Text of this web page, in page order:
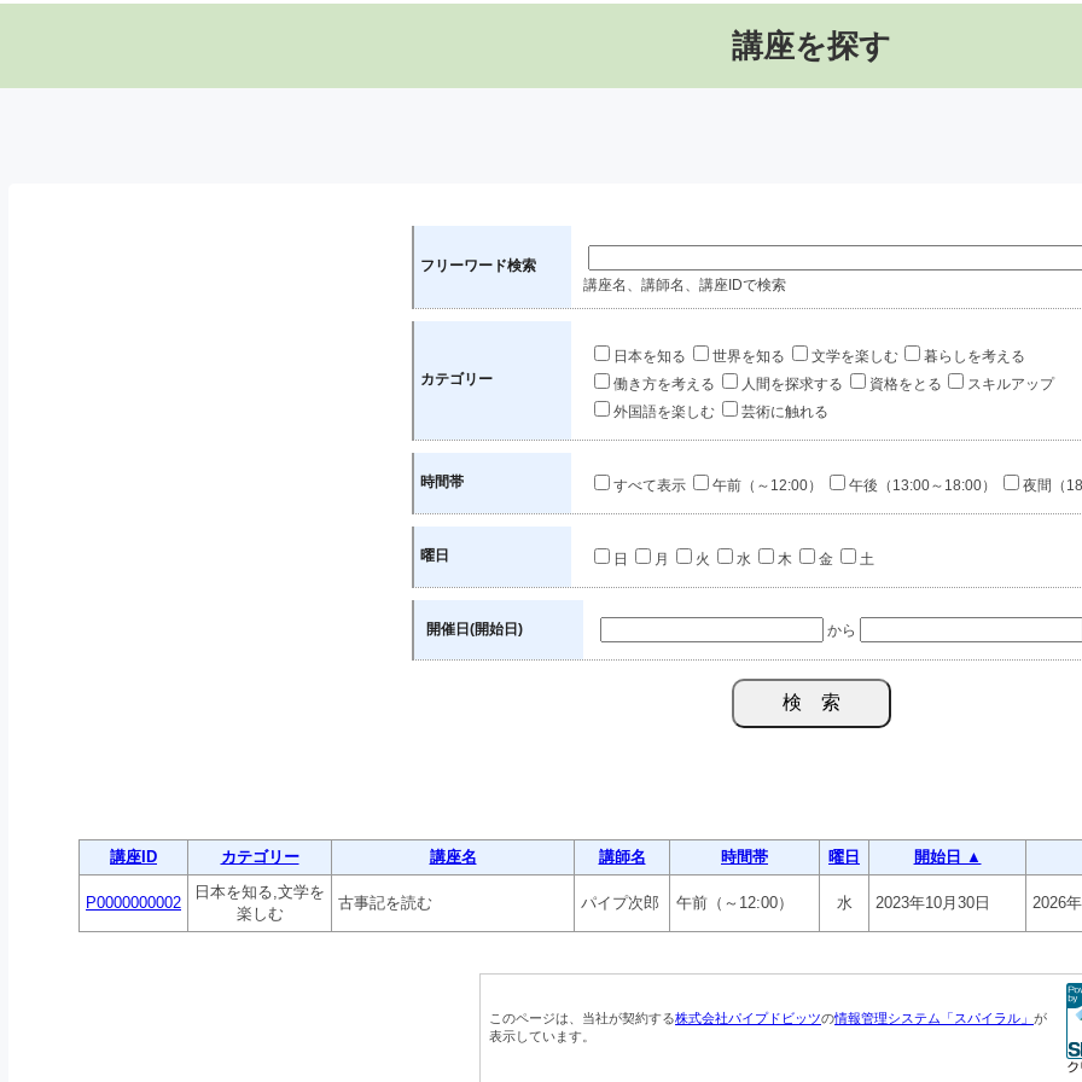
講座を探す
フリーワード検索
講座名、講師名、講座IDで検索
カテゴリー
日本を知る 世界を知る 文学を楽しむ
暮らしを考える
働き方を考える
人間を探求する 資格をとる
スキルアップ
外国語を楽しむ
芸術に触れる
時間帯 すべて表示 午前（～12:00） 午後（13:00～18:00） 夜間（
曜日 日 月 火 水 木 金 土
開催日(開始日) から
講座ID カテゴリー 講座名 講師名 時間帯 曜日 開始日 ▲
P0000000002
日本を知る,文学を
楽しむ
古事記を読む パイプ次郎 午前（～12:00） 水 2023年10月30日 2026
このページは、当社が契約する株式会社パイプドビッツの情報管理システム「スパイラル」 が
表示しています。